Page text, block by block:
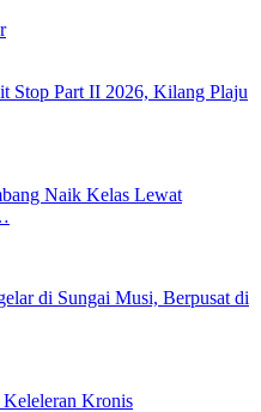
Stop Part II 2026, Kilang Plaju
Naik Kelas Lewat
di Sungai Musi, Berpusat di
Keleleran Kronis